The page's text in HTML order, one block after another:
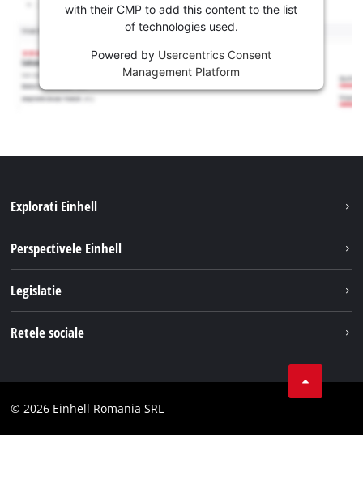
with their CMP to add this content to the list
of technologies used.
Powered by Usercentrics Consent
Management Platform
Explorati Einhell
Sistemul de acumulatori
Perspectivele Einhell
Einhell in lume
Legislatie
Declaratie de accesibilitate
Retele sociale
Facebook
© 2026 Einhell Romania SRL